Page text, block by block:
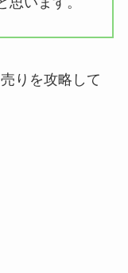
りを攻略して